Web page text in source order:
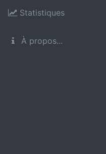
Statistiques
À propos...